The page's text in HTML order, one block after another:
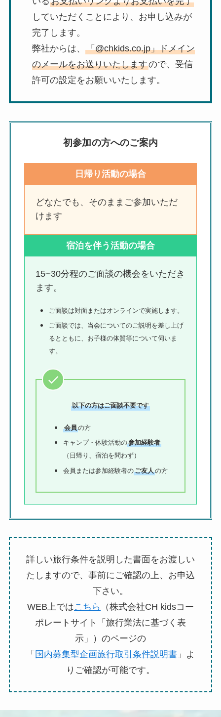
していただくことにより、お申し込みが
完了します。
弊社からは、 「@chkids.co.jp」ドメイン
のメールをお送りいたしますので、受信
許可の設定をお願いいたします。
初参加の方へのご案内
日帰り活動の場合
どなたでも、そのままご参加いただ
けます
宿泊を伴う活動の場合
15~30分程のご面談の機会をいただき
ます。
ご面談は対面またはオンラインで実施します。
ご面談では、当会についてのご説明を差し上げ
るとともに、お子様の体質等について伺いま
す。
以下の方はご面談不要です
会員の方
キャンプ・体験活動の参加経験者
（日帰り、宿泊を問わず）
会員または参加経験者のご友人の方
詳しい旅行条件を説明した書面をお渡しい
たしますので、事前にご確認の上、お申込
下さい。
WEB上ではこちら
（株式会社CH kidsコー
ポレートサイト「旅行業法に基づく表
示」）のページの
「 国内募集型企画旅行取引条件説明書 」よ
りご確認が可能です。